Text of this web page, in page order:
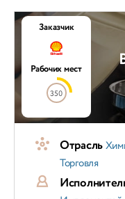
Заказчик
Рабочих мест
350
Отрасль
Торговля